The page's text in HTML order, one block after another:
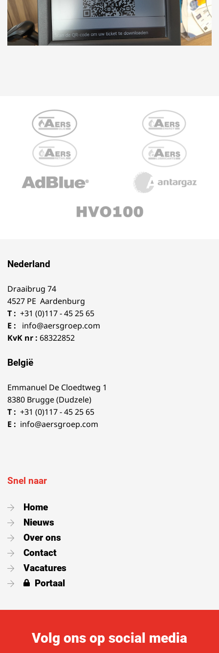
Nederland
Draaibrug 74
4527 PE Aardenburg
T : +31 (0)117 - 45 25 65
E :
info@aersgroep.com
KvK nr : 68322852
België
Emmanuel De Cloedtweg 1
8380 Brugge (Dudzele)
T : +31 (0)117 - 45 25 65
E : info@aersgroep.com
Snel naar
Home
Nieuws
Over ons
Contact
Vacatures
Portaal
Volg ons op social media